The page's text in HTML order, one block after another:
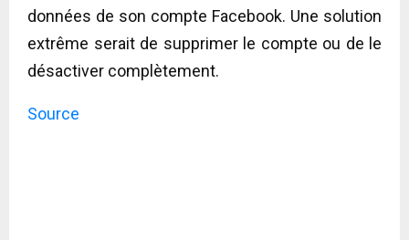
données de son compte Facebook. Une solution
extrême serait de supprimer le compte ou de le
désactiver complètement.
Source